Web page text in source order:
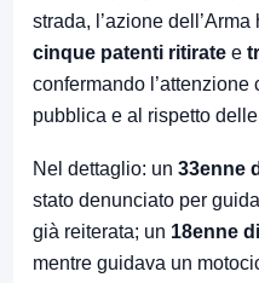
strada, l’azione dell’Arma
cinque patenti ritirate e
confermando
pubblica e al rispetto
Nel dettaglio: un 33enne
stato denunciato per
già reiterata; un 18enne
mentre guidava un